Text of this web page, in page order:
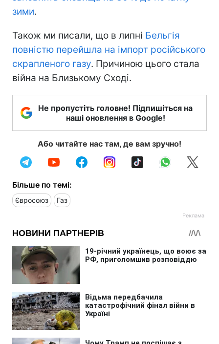
зими.
Також ми писали, що в липні Бельгія
повністю перейшла на імпорт російського
скрапленого газу. Причиною цього стала
війна на Близькому Сході.
Не пропустіть головне! Підпишіться на
наші оновлення в Google!
Або читайте нас там, де вам зручно!
Більше по темі:
Євросоюз Газ